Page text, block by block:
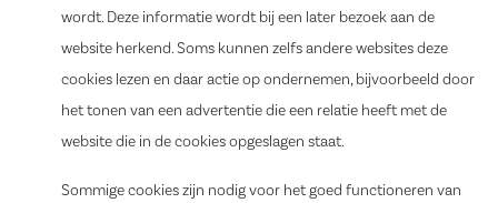
wordt. Deze informatie wordt bij een later bezoek aan de
website herkend. Soms kunnen zelfs andere websites deze
cookies lezen en daar actie op ondernemen, bijvoorbeeld door
het tonen van een advertentie die een relatie heeft met de
website die in de cookies opgeslagen staat.
Sommige cookies zijn nodig voor het goed functioneren van